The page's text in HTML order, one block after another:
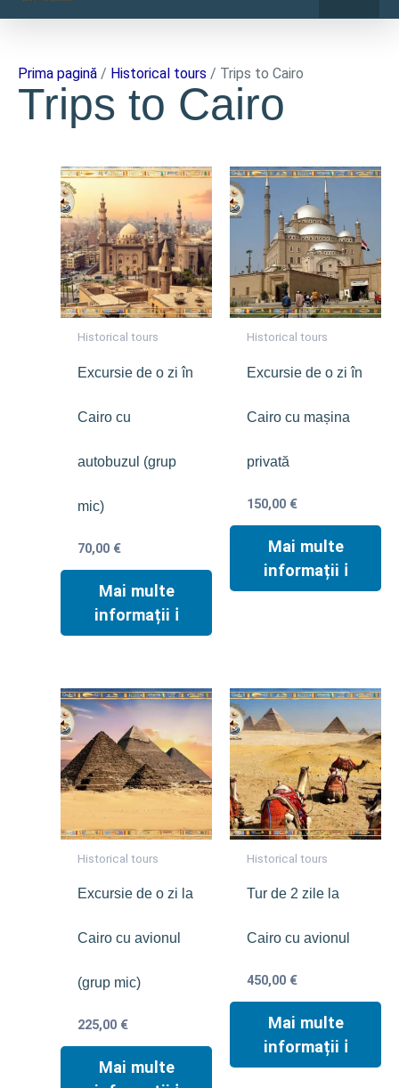
k
a
Prima pagină / Historical tours / Trips to Cairo
Trips to Cairo
Historical tours
Excursie de o zi în
Cairo cu
autobuzul (grup
mic)
70,00 €
Mai multe
informații ℹ︎
Historical tours
Excursie de o zi în
Cairo cu mașina
privată
150,00 €
Mai multe
informații ℹ︎
Historical tours
Excursie de o zi la
Cairo cu avionul
(grup mic)
225,00 €
Mai multe
Historical tours
Tur de 2 zile la
Cairo cu avionul
450,00 €
Mai multe
informații ℹ︎